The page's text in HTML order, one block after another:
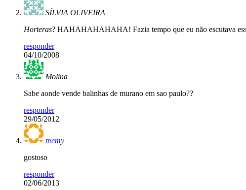
SÍLVIA OLIVEIRA
Horteras? HAHAHAHAHAHA! Fazia tempo que eu não escutava
responder
04/10/2008
Molina
Sabe aonde vende balinhas de murano em sao paulo??
responder
29/05/2012
memy
gostoso
responder
02/06/2013